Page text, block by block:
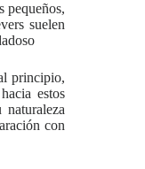
pequeños,
suelen
principio,
estos
con